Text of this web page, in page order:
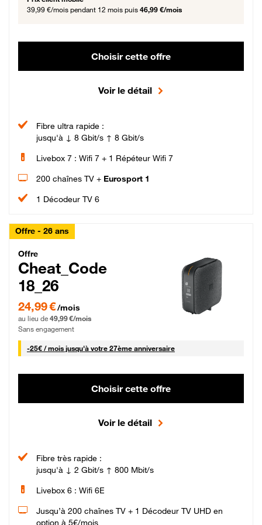
39,99 €/mois pendant 12 mois puis 46,99 €/mois
Choisir cette offre
Voir le détail
Fibre ultra rapide :
jusqu'à ↓ 8 Gbit/s ↑ 8 Gbit/s
Livebox 7 : Wifi 7 + 1 Répéteur Wifi 7
200 chaînes TV + Eurosport 1
1 Décodeur TV 6
Offre - 26 ans
Cheat_Code Fibre_18_26
Offre
Cheat_Code
18_26
24,99 € par mois pendant 0 mois puis 49,99 € par mois, Sans engagement
24,99 €/mois
au lieu de 49,99 €/mois
Sans engagement
-25€ / mois25 € par mois
jusqu'à votre 27ème anniversaire
Choisir cette offre
Voir le détail
Fibre très rapide :
jusqu'à ↓ 2 Gbit/s ↑ 800 Mbit/s
Livebox 6 : Wifi 6E
Jusqu’à 200 chaînes TV + 1 Décodeur TV UHD en
option à 5€/mois